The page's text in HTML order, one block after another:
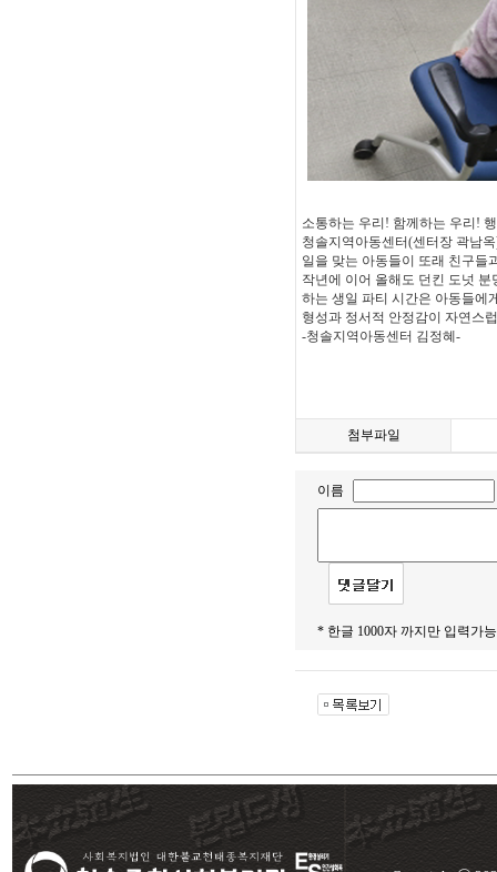
소통하는 우리! 함께하는 우리!
청솔지역아동센터(센터장 곽남
일을 맞는 아동들이 또래 친구들
작년에 이어 올해도 던킨 도넛
하는 생일 파티 시간은 아동들에
형성과 정서적 안정감이 자연스
-청솔지역아동센터 김정혜-
첨부파일
이름
* 한글 1000자 까지만 입력가